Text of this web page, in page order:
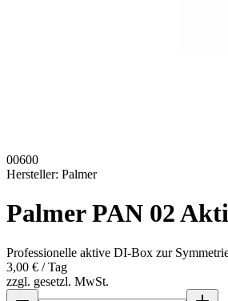
00600
Hersteller: Palmer
Palmer PAN 02
Professionelle aktive DI-Box zur
3,00 € / Tag
zzgl. gesetzl. MwSt.